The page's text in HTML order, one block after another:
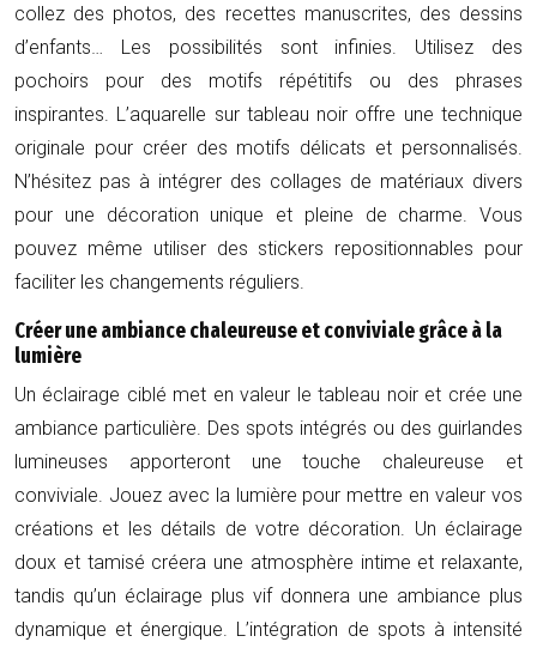
collez des photos, des recettes manuscrites, des dessins
d’enfants… Les possibilités sont infinies. Utilisez des
pochoirs pour des motifs répétitifs ou des phrases
inspirantes. L’aquarelle sur tableau noir offre une technique
originale pour créer des motifs délicats et personnalisés.
N’hésitez pas à intégrer des collages de matériaux divers
pour une décoration unique et pleine de charme. Vous
pouvez même utiliser des stickers repositionnables pour
faciliter les changements réguliers.
Créer une ambiance chaleureuse et conviviale grâce à la
lumière
Un éclairage ciblé met en valeur le tableau noir et crée une
ambiance particulière. Des spots intégrés ou des guirlandes
lumineuses apporteront une touche chaleureuse et
conviviale. Jouez avec la lumière pour mettre en valeur vos
créations et les détails de votre décoration. Un éclairage
doux et tamisé créera une atmosphère intime et relaxante,
tandis qu’un éclairage plus vif donnera une ambiance plus
dynamique et énergique. L’intégration de spots à intensité